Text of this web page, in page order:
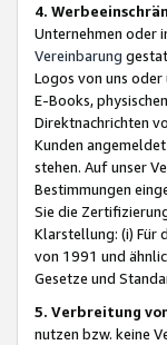
4.
Unternehmen oder
Vereinbarung
Logos von uns
E-Books,
Direktnachrichten
Kunden
stehen. Auf unser
Bestimmungen
Sie die
Klarstellung: (i) Für
von 1991 und
Gesetze und
5. Verbreitung
nutzen bzw. keine